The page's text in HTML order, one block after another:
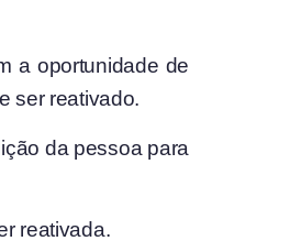
a oportunidade de
ser reativado.
da pessoa para
reativada.